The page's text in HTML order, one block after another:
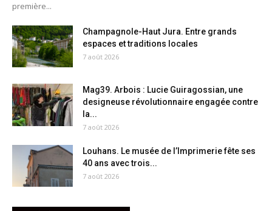
première...
Champagnole-Haut Jura. Entre grands
espaces et traditions locales
7 août 2026
Mag39. Arbois : Lucie Guiragossian, une
designeuse révolutionnaire engagée contre
la...
7 août 2026
Louhans. Le musée de l’Imprimerie fête ses
40 ans avec trois...
7 août 2026